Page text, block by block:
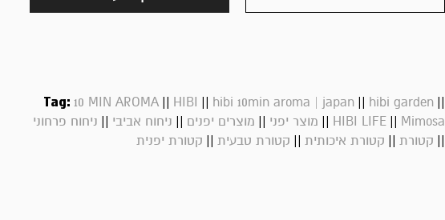
Tag: 10 MIN AROMA|| HIBI || hibi 10min aroma | japan|| hibi garden||
HIBI LIFE|| Mimosa
|| מוצר יפני || מוצרים יפנים || ניחוח אביבי || ניחוח פרחוני
|| קטורת || קטורת איכותית || קטורת טבעית || קטורת יפנית